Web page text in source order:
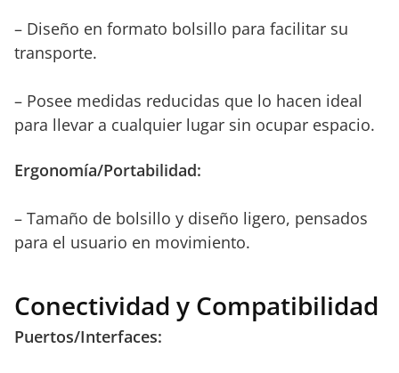
– Diseño en formato bolsillo para facilitar su
transporte.
– Posee medidas reducidas que lo hacen ideal
para llevar a cualquier lugar sin ocupar espacio.
Ergonomía/Portabilidad:
– Tamaño de bolsillo y diseño ligero, pensados
para el usuario en movimiento.
Conectividad y Compatibilidad
Puertos/Interfaces: